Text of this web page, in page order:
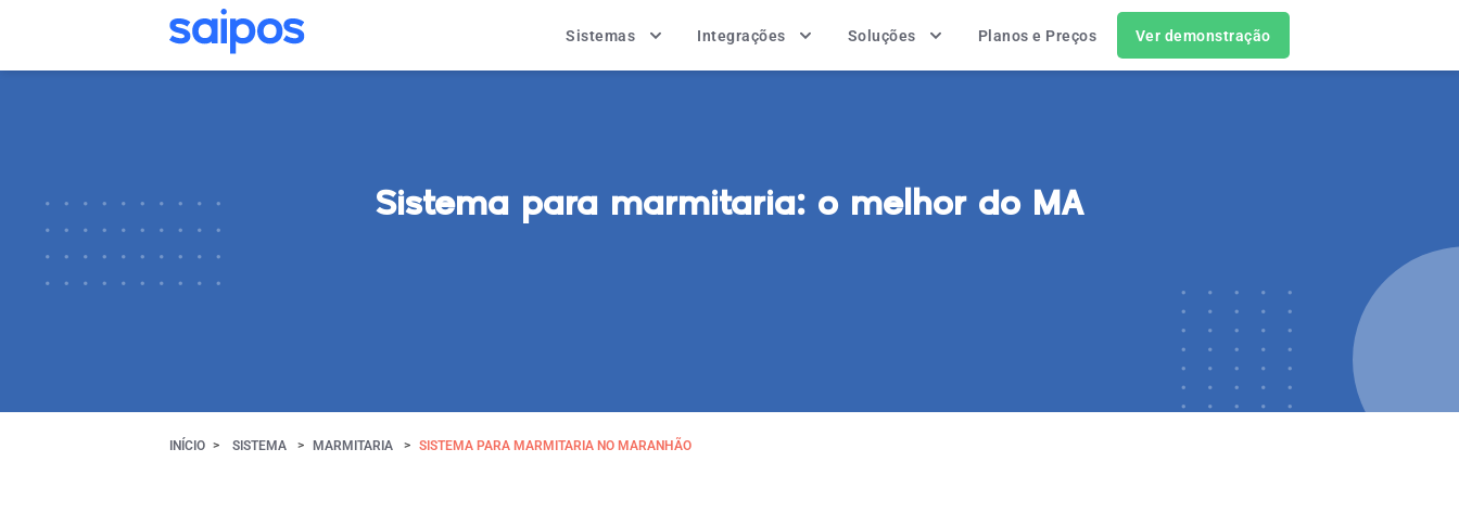
Sistemas Integrações Soluções Planos e Preços Ver demonstração
Sistema para marmitaria: o melhor do MA
INÍCIO SISTEMA MARMITARIA SISTEMA PARA MARMITARIA NO MARANHÃO